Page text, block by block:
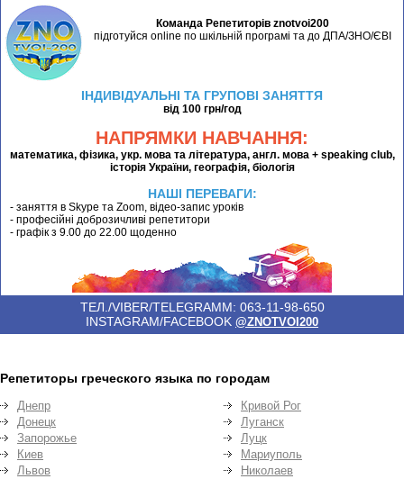
Команда Репетиторів znotvoi200
підготуйся online по шкільній програмі та до ДПА/ЗНО/ЄВІ
ІНДИВІДУАЛЬНІ ТА ГРУПОВІ ЗАНЯТТЯ
від 100 грн/год
НАПРЯМКИ НАВЧАННЯ:
математика, фізика, укр. мова та література, англ. мова + speaking club,
історія України, географія, біологія
НАШІ ПЕРЕВАГИ:
- заняття в Skype та Zoom, відео-запис уроків
- професійні доброзичливі репетитори
- графік з 9.00 до 22.00 щоденно
ТЕЛ./VIBER/TELEGRAMM: 063-11-98-650
INSTAGRAM/FACEBOOK @ZNOTVOI200
Репетиторы греческого языка по городам
Днепр
Донецк
Запорожье
Киев
Львов
Кривой Рог
Луганск
Луцк
Мариуполь
Николаев